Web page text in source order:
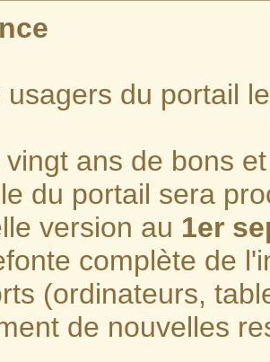
usagers du portail
ans de bons
du portail sera
version au 1er
complète de
(ordinateurs,
de nouvelles